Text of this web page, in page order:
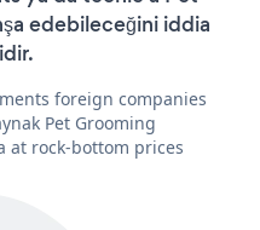
edebileceğini iddia
foreign companies
Pet Grooming
at rock-bottom prices